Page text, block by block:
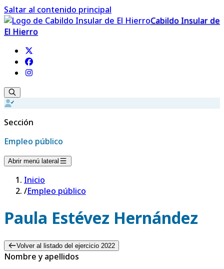
Saltar al contenido principal
Cabildo Insular de
El Hierro
Sección
Empleo público
Abrir menú lateral
Inicio
/Empleo público
Paula Estévez Hernández
Volver al listado del ejercicio 2022
Nombre y apellidos